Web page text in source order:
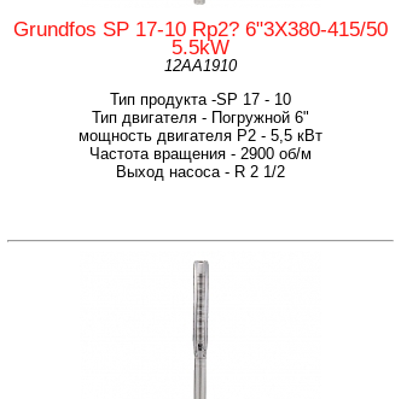
Grundfos SP 17-10 Rp2? 6"3X380-415/50
5.5kW
12AA1910
Тип продукта -SP 17 - 10
Тип двигателя - Погружной 6"
мощность двигателя Р2 - 5,5 кВт
Частота вращения - 2900 об/м
Выход насоса - R 2 1/2